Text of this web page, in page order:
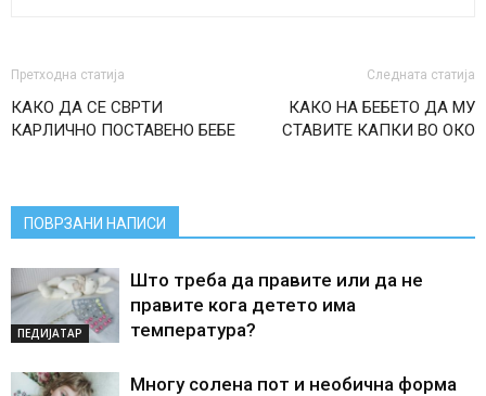
Претходна статија
КАКО ДА СЕ СВРТИ
КАРЛИЧНО ПОСТАВЕНО БЕБЕ
Следната статија
КАКО НА БЕБЕТО ДА МУ
СТАВИТЕ КАПКИ ВО ОКО
ПОВРЗАНИ НАПИСИ
ПЕДИЈАТАР
Што треба да правите или да не
правите кога детето има
температура?
Многу солена пот и необична форма